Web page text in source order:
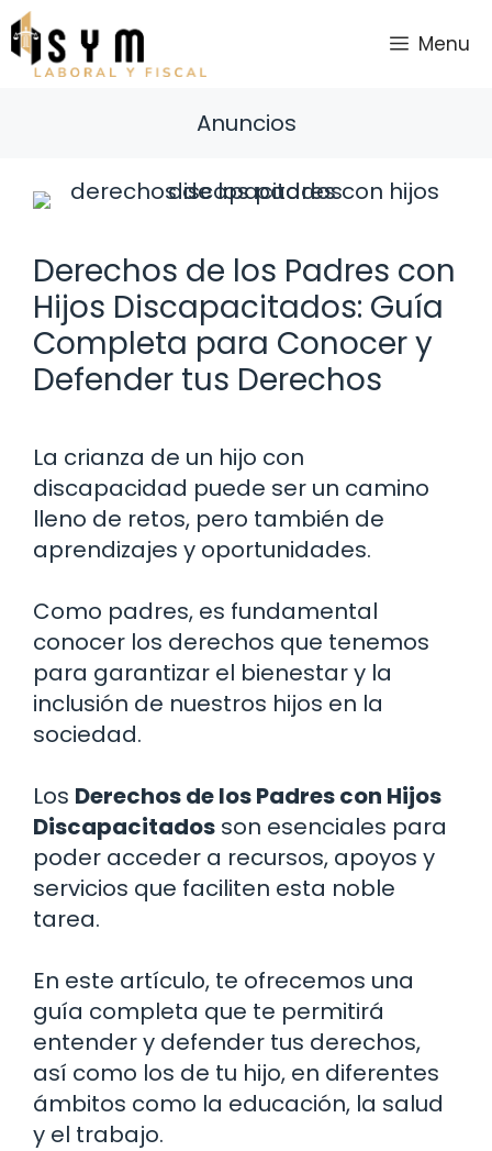
Saltar
al
contenido
Menu
Anuncios
Derechos de los Padres con
Hijos Discapacitados: Guía
Completa para Conocer y
Defender tus Derechos
La crianza de un hijo con
discapacidad puede ser un camino
lleno de retos, pero también de
aprendizajes y oportunidades.
Como padres, es fundamental
conocer los derechos que tenemos
para garantizar el bienestar y la
inclusión de nuestros hijos en la
sociedad.
Los Derechos de los Padres con Hijos
Discapacitados son esenciales para
poder acceder a recursos, apoyos y
servicios que faciliten esta noble
tarea.
En este artículo, te ofrecemos una
guía completa que te permitirá
entender y defender tus derechos,
así como los de tu hijo, en diferentes
ámbitos como la educación, la salud
y el trabajo.